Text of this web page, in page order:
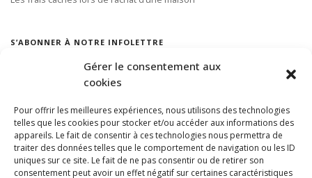
Gérer le consentement aux
cookies
Pour offrir les meilleures expériences, nous utilisons des technologies
telles que les cookies pour stocker et/ou accéder aux informations des
appareils. Le fait de consentir à ces technologies nous permettra de
traiter des données telles que le comportement de navigation ou les ID
uniques sur ce site. Le fait de ne pas consentir ou de retirer son
consentement peut avoir un effet négatif sur certaines caractéristiques
S’ABONNER À NOTRE INFOLETTRE